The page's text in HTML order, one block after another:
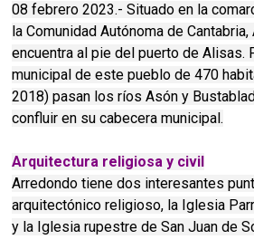
08 febrero 2023.- Situado en la
la Comunidad Autónoma de
encuentra al pie del puerto de Alisas.
municipal de este pueblo de 470
2018) pasan los ríos Asón y
confluir en su cabecera municipal.
Arquitectura religiosa y civil
Arredondo tiene dos interesantes
arquitectónico religioso, la Iglesia
y la Iglesia rupestre de San Juan de